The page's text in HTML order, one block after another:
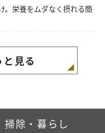
。栄養をムダなく摂れる簡
見る
掃除・暮らし